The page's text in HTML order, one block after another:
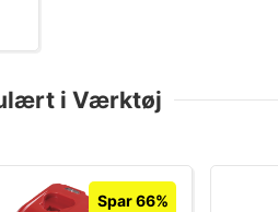
i Værktøj
Spar 66%